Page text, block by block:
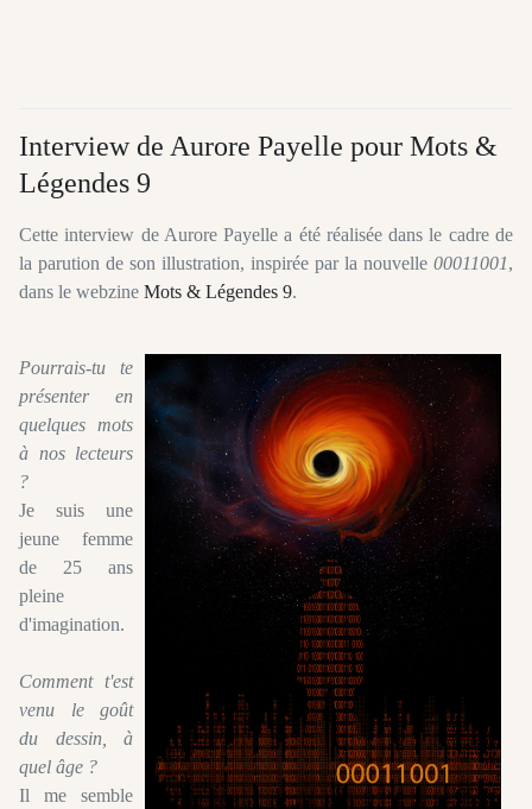
Interview de Aurore Payelle pour Mots &
Légendes 9
Cette interview de Aurore Payelle a été réalisée dans le cadre de
la parution de son illustration, inspirée par la nouvelle 00011001,
dans le webzine Mots & Légendes 9.
Pourrais-tu te
présenter en
quelques mots
à nos lecteurs
?
Je suis une
jeune femme
de 25 ans
pleine
d'imagination.
Comment t'est
venu le goût
du dessin, à
quel âge ?
Il me semble